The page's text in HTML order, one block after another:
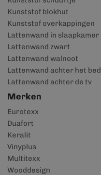
Kunststof blokhut
Kunststof overkappingen
Lattenwand in slaapkamer
Lattenwand zwart
Lattenwand walnoot
Lattenwand achter het bed
Lattenwand achter de tv
Merken
Eurotexx
Duafort
Keralit
Vinyplus
Multitexx
Wooddesign